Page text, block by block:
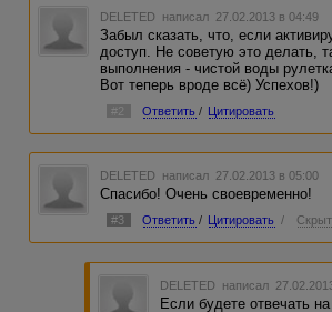
DELETED написал 27.02.2013 в 04:49
Забыл сказать, что, если
доступ. Не советую это делать,
выполнения - чистой воды
Вот теперь вроде всё) Успехов!)
#2 Ответить / Цитировать
DELETED написал 27.02.2013 в 05:00
Спасибо! Очень своевременно!
#3 Ответить / Цитировать /
DELETED написал
Если будете отвечать